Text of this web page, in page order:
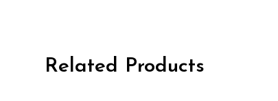
Related Products